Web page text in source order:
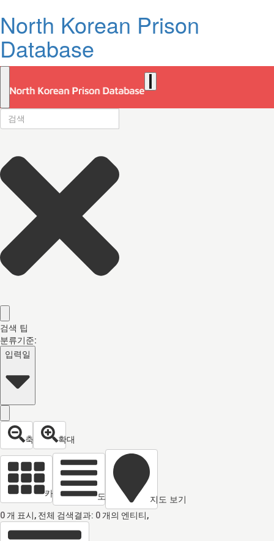
North Korean Prison
Database
검색 팁
분류기준:
입력일
축소 확대
카드 열람 도면 보기 지도 보기
0 개 표시, 전체 검색결과: 0 개의 엔티티,